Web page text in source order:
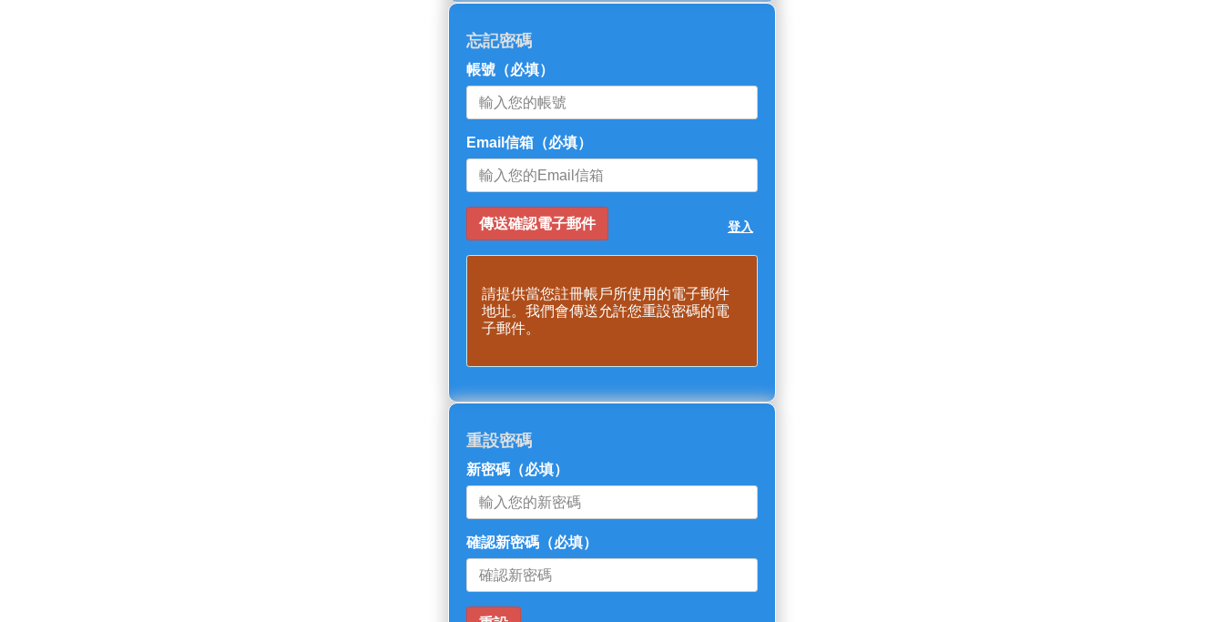
忘記密碼
帳號 （必填）
Email信箱 （必填）
登入
請提供當您註冊帳戶所使用的電子郵件
地址。我們會傳送允許您重設密碼的電
子郵件。
重設密碼
新密碼 （必填）
確認新密碼 （必填）